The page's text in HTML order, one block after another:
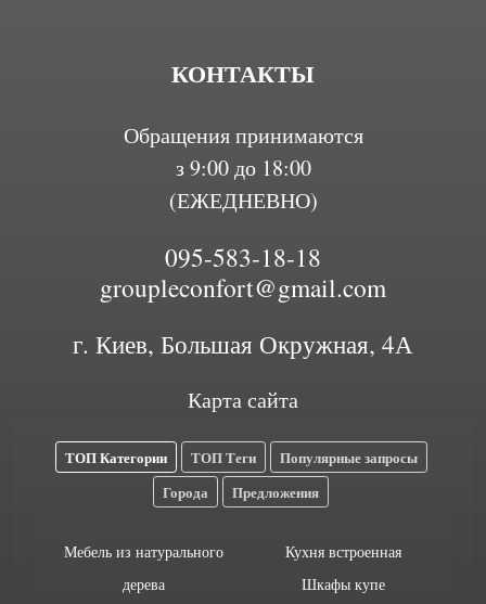
КОНТАКТЫ
Обращения принимаются
з 9:00 до 18:00
(ЕЖЕДНЕВНО)
095-583-18-18
groupleconfort@gmail.com
г. Киев, Большая Окружная, 4А
Карта сайта
ТОП Категории ТОП Теги
Популярные запросы
Города
Предложения
Мебель из натурального
дерева
Кухня встроенная
Шкафы купе